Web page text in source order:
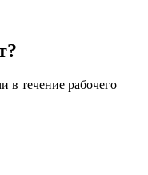
в течение рабочего